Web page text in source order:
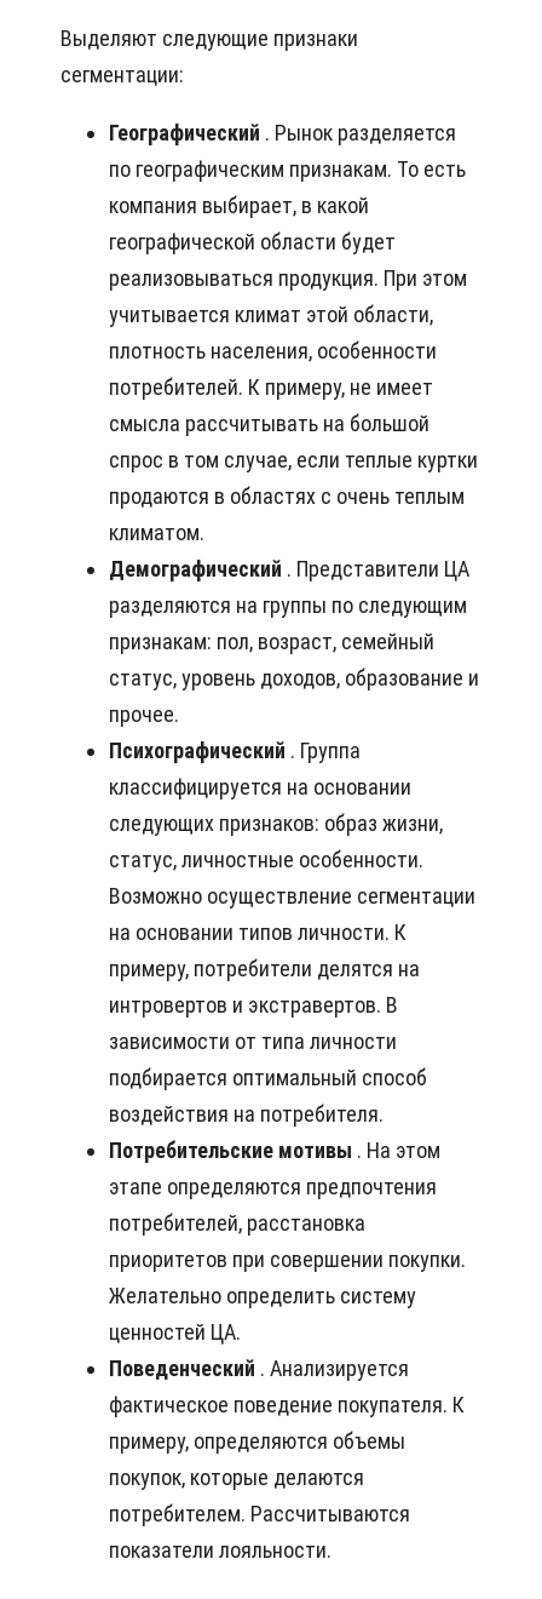
Выделяют следующие признаки
сегментации:
Географический . Рынок разделяется
по географическим признакам. То есть
компания выбирает, в какой
географической области будет
реализовываться продукция. При этом
учитывается климат этой области,
плотность населения, особенности
потребителей. К примеру, не имеет
смысла рассчитывать на большой
спрос в том случае, если теплые куртки
продаются в областях с очень теплым
климатом.
Демографический . Представители ЦА
разделяются на группы по следующим
признакам: пол, возраст, семейный
статус, уровень доходов, образование и
прочее.
Психографический . Группа
классифицируется на основании
следующих признаков: образ жизни,
статус, личностные особенности.
Возможно осуществление сегментации
на основании типов личности. К
примеру, потребители делятся на
интровертов и экстравертов. В
зависимости от типа личности
подбирается оптимальный способ
воздействия на потребителя.
Потребительские мотивы . На этом
этапе определяются предпочтения
потребителей, расстановка
приоритетов при совершении покупки.
Желательно определить систему
ценностей ЦА.
Поведенческий . Анализируется
фактическое поведение покупателя. К
примеру, определяются объемы
покупок, которые делаются
потребителем. Рассчитываются
показатели лояльности.